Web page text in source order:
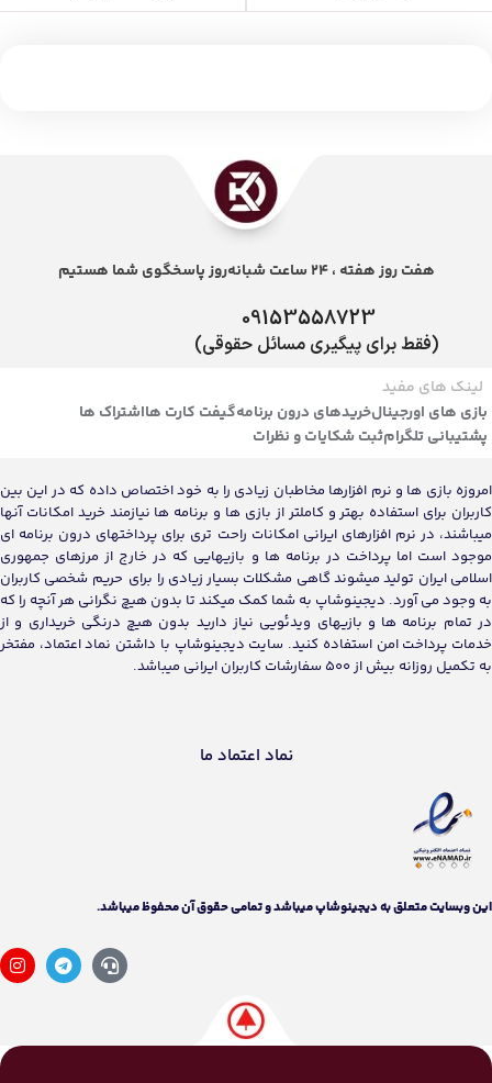
هفت روز هفته ، 24 ساعت شبانه‌روز پاسخگوی شما هستیم
09153558723
(فقط برای پیگیری مسائل حقوقی)
لینک های مفید
بازی های اورجینالخریدهای درون برنامهگیفت کارت هااشتراک ها
پشتیبانی تلگرامثبت شکایات و نظرات
امروزه بازی ها و نرم افزارها مخاطبان زیادی را به خود اختصاص داده که در این بین
کاربران برای استفاده بهتر و کاملتر از بازی ها و برنامه ها نیازمند خرید امکانات آنها
میباشند، در نرم افزارهای ایرانی امکانات راحت تری برای پرداختهای درون برنامه ای
موجود است اما پرداخت در برنامه ها و بازیهایی که در خارج از مرزهای جمهوری
اسلامی ایران تولید میشوند گاهی مشکلات بسیار زیادی را برای حریم شخصی کاربران
به وجود می آورد. دیجینوشاپ به شما کمک میکند تا بدون هیچ نگرانی هر آنچه را که
در تمام برنامه ها و بازیهای ویدئویی نیاز دارید بدون هیچ درنگی خریداری و از
خدمات پرداخت امن استفاده کنید. سایت دیجینوشاپ با داشتن نماد اعتماد، مفتخر
به تکمیل روزانه بیش از 500 سفارشات کاربران ایرانی میباشد.
نماد اعتماد ما
اين وبسايت متعلق به دیجینوشاپ ميباشد و تمامی حقوق آن محفوظ ميباشد.